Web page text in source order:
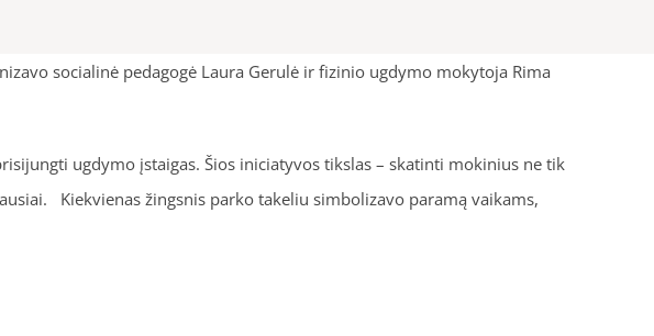
socialinė pedagogė Laura Gerulė ir fizinio ugdymo mokytoja Rima
ugdymo įstaigas. Šios iniciatyvos tikslas – skatinti mokinius ne tik
Kiekvienas žingsnis parko takeliu simbolizavo paramą vaikams,